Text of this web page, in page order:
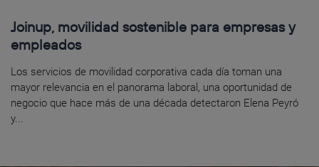
Joinup, movilidad sostenible para empresas y
empleados
Los servicios de movilidad corporativa cada día toman una
mayor relevancia en el panorama laboral, una oportunidad de
negocio que hace más de una década detectaron Elena Peyró
y...